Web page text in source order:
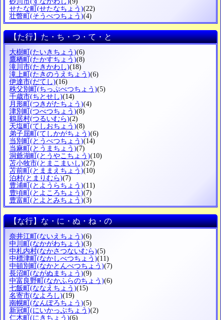
せたな町 (せたなちょう)(22)
壮瞥町 (そうべつちょう)(4)
【た行】た・ち・つ・て・と
大樹町 (たいきちょう)(6)
鷹栖町 (たかすちょう)(8)
滝川市(たきかわし)(18)
滝上町 (たきのうえちょう)(6)
伊達市(だてし)(16)
秩父別町 (ちっぷべつちょう)(5)
千歳市(ちとせし)(14)
月形町 (つきがたちょう)(4)
津別町 (つべつちょう)(8)
鶴居村(つるいむら)(2)
天塩町 (てしおちょう)(8)
弟子屈町 (てしかがちょう)(6)
当別町 (とうべつちょう)(14)
当麻町 (とうまちょう)(7)
洞爺湖町 (とうやこちょう)(10)
苫小牧市(とまこまいし)(27)
苫前町 (とままえちょう)(10)
泊村(とまりむら)(7)
豊浦町 (とようらちょう)(11)
豊頃町 (とよころちょう)(7)
豊富町 (とよとみちょう)(3)
【な行】な・に・ぬ・ね・の
奈井江町 (ないえちょう)(6)
中川町 (なかがわちょう)(3)
中札内村(なかさつないむら)(5)
中標津町 (なかしべつちょう)(11)
中頓別町 (なかとんべつちょう)(7)
長沼町 (ながぬまちょう)(9)
中富良野町 (なかふらのちょう)(6)
七飯町 (ななえちょう)(15)
名寄市(なよろし)(19)
南幌町 (なんぽろちょう)(5)
新冠町 (にいかっぷちょう)(2)
仁木町 (にきちょう)(6)